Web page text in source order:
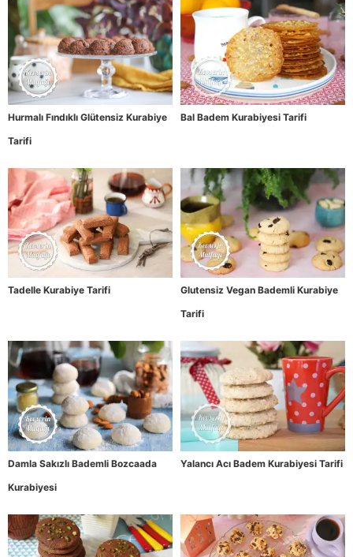
Hurmalı Fındıklı Glütensiz Kurabiye
Tarifi
Bal Badem Kurabiyesi Tarifi
Tadelle Kurabiye Tarifi
Glutensiz Vegan Bademli Kurabiye
Tarifi
Damla Sakızlı Bademli Bozcaada
Kurabiyesi
Yalancı Acı Badem Kurabiyesi Tarifi